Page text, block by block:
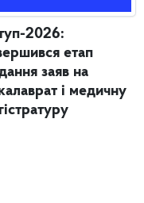
2026:
етап
заяв на
і медичну